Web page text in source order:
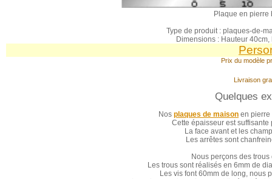
Plaque en pierre
Type de produit : plaques-de-
Dimensions : Hauteur
Prix du modèle
Livraison
Quelques
Nos plaques de maison en pierre
Cette épaisseur est
La face avant et les
Les arrêtes sont
Nous perçons des
Les trous sont réalisés en 6mm de
Les vis font 60mm de long, nous